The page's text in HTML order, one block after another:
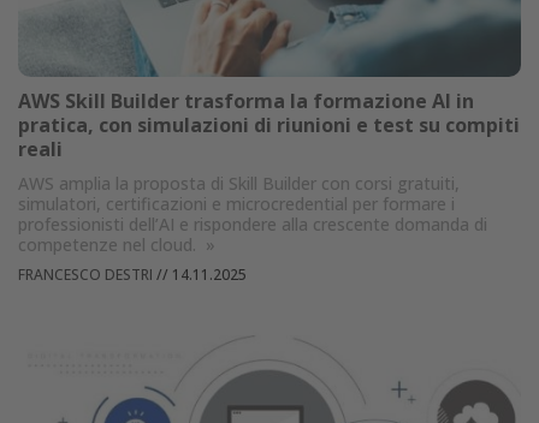
AWS Skill Builder trasforma la formazione AI in
pratica, con simulazioni di riunioni e test su compiti
reali
AWS amplia la proposta di Skill Builder con corsi gratuiti,
simulatori, certificazioni e microcredential per formare i
professionisti dell’AI e rispondere alla crescente domanda di
competenze nel cloud. »
FRANCESCO DESTRI // 14.11.2025